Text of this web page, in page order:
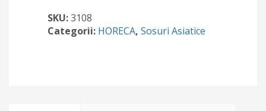
SKU:3108
Categorii: HORECA, Sosuri Asiatice